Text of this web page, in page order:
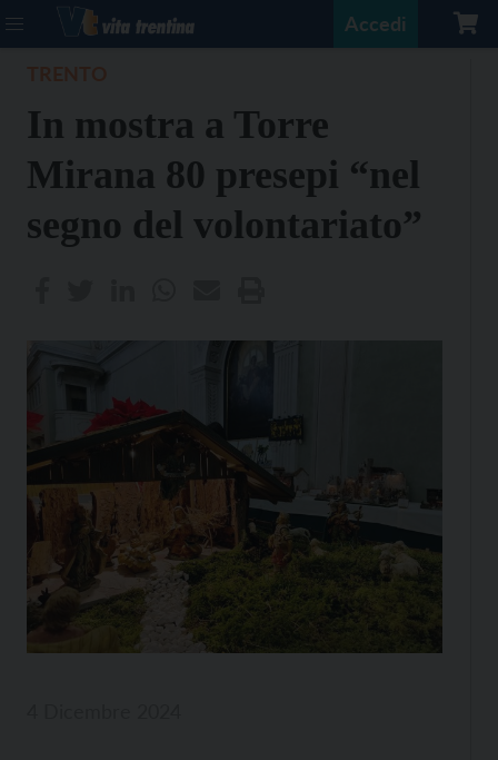
Accedi
In mostra a Torre
Mirana 80 presepi “nel
segno del volontariato”